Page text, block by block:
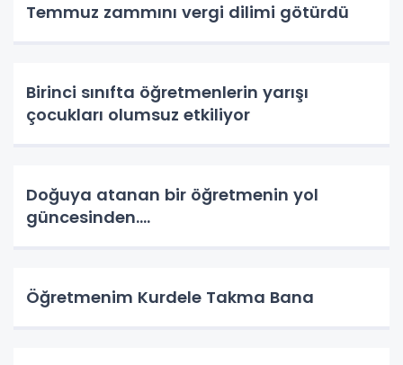
Temmuz zammını vergi dilimi götürdü
Birinci sınıfta öğretmenlerin yarışı
çocukları olumsuz etkiliyor
Doğuya atanan bir öğretmenin yol
güncesinden....
Öğretmenim Kurdele Takma Bana